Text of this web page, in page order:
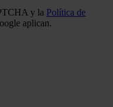
y la Política de
aplican.